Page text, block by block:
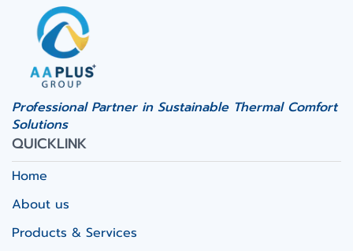
Professional Partner in Sustainable Thermal Comfort
Solutions
QUICKLINK
Home
About us
Products & Services